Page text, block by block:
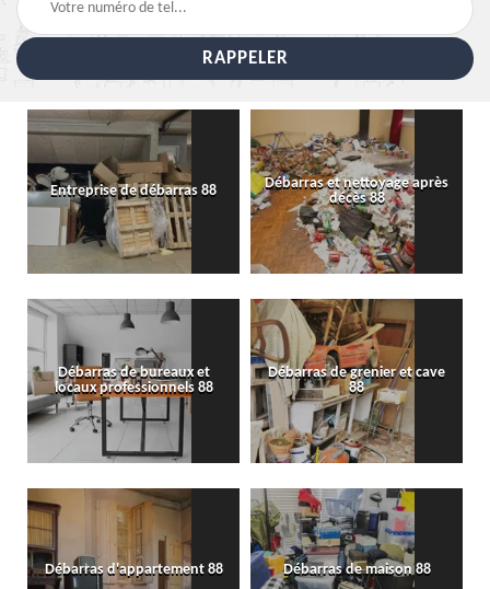
Entreprise de débarras 88
Débarras et nettoyage après
décès 88
Débarras de bureaux et
locaux professionnels 88
Débarras de grenier et cave
88
Débarras d'appartement 88 Débarras de maison 88